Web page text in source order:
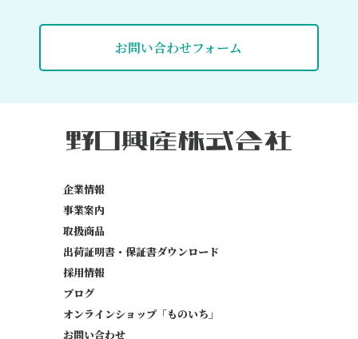
お問い合わせフォーム
企業情報
事業案内
取扱商品
出荷証明書・保証書ダウンロード
採用情報
ブログ
オンラインショップ「ものいち」
お問い合わせ